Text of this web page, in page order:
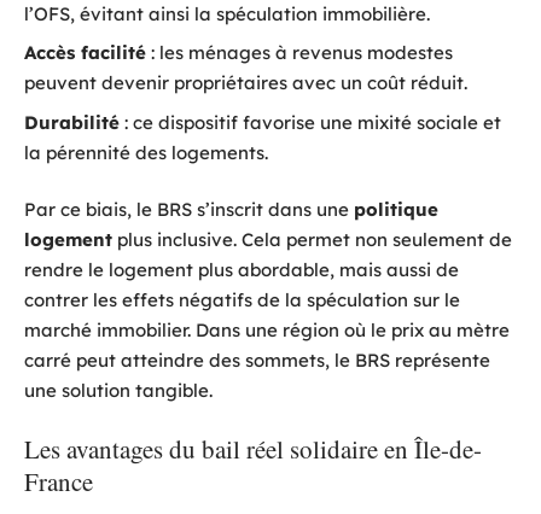
l’OFS, évitant ainsi la spéculation immobilière.
Accès facilité : les ménages à revenus modestes
peuvent devenir propriétaires avec un coût réduit.
Durabilité : ce dispositif favorise une mixité sociale et
la pérennité des logements.
Par ce biais, le BRS s’inscrit dans une politique
logement plus inclusive. Cela permet non seulement de
rendre le logement plus abordable, mais aussi de
contrer les effets négatifs de la spéculation sur le
marché immobilier. Dans une région où le prix au mètre
carré peut atteindre des sommets, le BRS représente
une solution tangible.
Les avantages du bail réel solidaire en Île-de-
France